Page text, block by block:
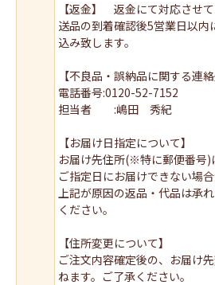
【返金】 返金にて対応させ
送品の到着確認後5営業日以
込み致します。
【不良品・誤納品に関する連絡
電話番号:0120-52-7152
担当者 :嶋田 秀紀
【お届け日指定について】
お届け先住所(※特に郵便番号)
ご指定日にお届けできない場合
上記が原因の返品・代品は承
ください。
【住所変更について】
ご注文内容確定後の、お届け
ねます。ご了承ください。